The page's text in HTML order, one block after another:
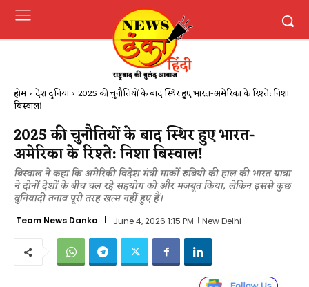
होम देश दुनिया 2025 की चुनौतियों के बाद स्थिर हुए भारत-अमेरिका के रिश्ते: निशा
बिस्वाल!
2025 की चुनौतियों के बाद स्थिर हुए भारत-
अमेरिका के रिश्ते: निशा बिस्वाल!
बिस्वाल ने कहा कि अमेरिकी विदेश मंत्री मार्को रुबियो की हाल की भारत यात्रा
ने दोनों देशों के बीच चल रहे सहयोग को और मजबूत किया, लेकिन इससे कुछ
बुनियादी तनाव पूरी तरह खत्म नहीं हुए हैं।
Team News Danka June 4, 2026 1:15 PM New Delhi